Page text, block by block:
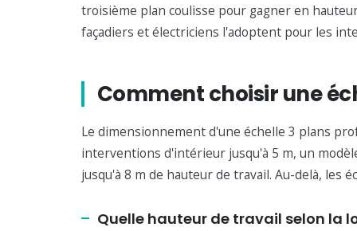
troisième plan coulisse pour gagner en
façadiers et électriciens l'adoptent pour les
Comment choisir une
Le dimensionnement d'une échelle 3 plans
interventions d'intérieur jusqu'à 5 m, un
jusqu'à 8 m de hauteur de travail. Au-delà, les
Quelle hauteur de travail selon la